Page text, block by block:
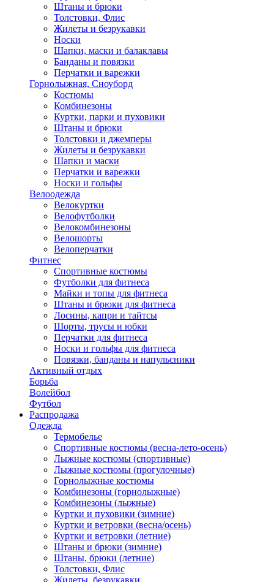
Штаны и брюки
Толстовки, Флис
Жилеты и безрукавки
Носки
Шапки, маски и балаклавы
Банданы и повязки
Перчатки и варежки
Горнолыжная, Сноуборд
Костюмы
Комбинезоны
Куртки, парки и пуховики
Штаны и брюки
Толстовки и джемперы
Жилеты и безрукавки
Шапки и маски
Перчатки и варежки
Носки и гольфы
Велоодежда
Велокуртки
Велофутболки
Велокомбинезоны
Велошорты
Велоперчатки
Фитнес
Спортивные костюмы
Футболки для фитнеса
Майки и топы для фитнеса
Штаны и брюки для фитнеса
Лосины, капри и тайтсы
Шорты, трусы и юбки
Перчатки для фитнеса
Носки и гольфы для фитнеса
Повязки, банданы и напульсники
Активный отдых
Борьба
Волейбол
Футбол
Распродажа
Одежда
Термобелье
Спортивные костюмы (весна-лето-осень)
Лыжные костюмы (спортивные)
Лыжные костюмы (прогулочные)
Горнолыжные костюмы
Комбинезоны (горнолыжные)
Комбинезоны (лыжные)
Куртки и пуховики (зимние)
Куртки и ветровки (весна/осень)
Куртки и ветровки (летние)
Штаны и брюки (зимние)
Штаны, брюки (летние)
Толстовки, Флис
Жилеты, безрукавки